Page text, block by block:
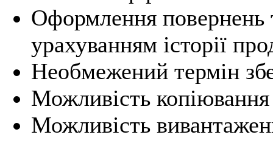
Оформлення повернень
урахуванням історії
Необмежений термін
Можливість
Можливість